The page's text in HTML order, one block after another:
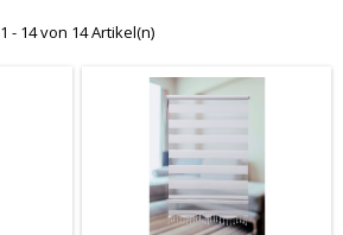
1 - 14 von 14 Artikel(n)